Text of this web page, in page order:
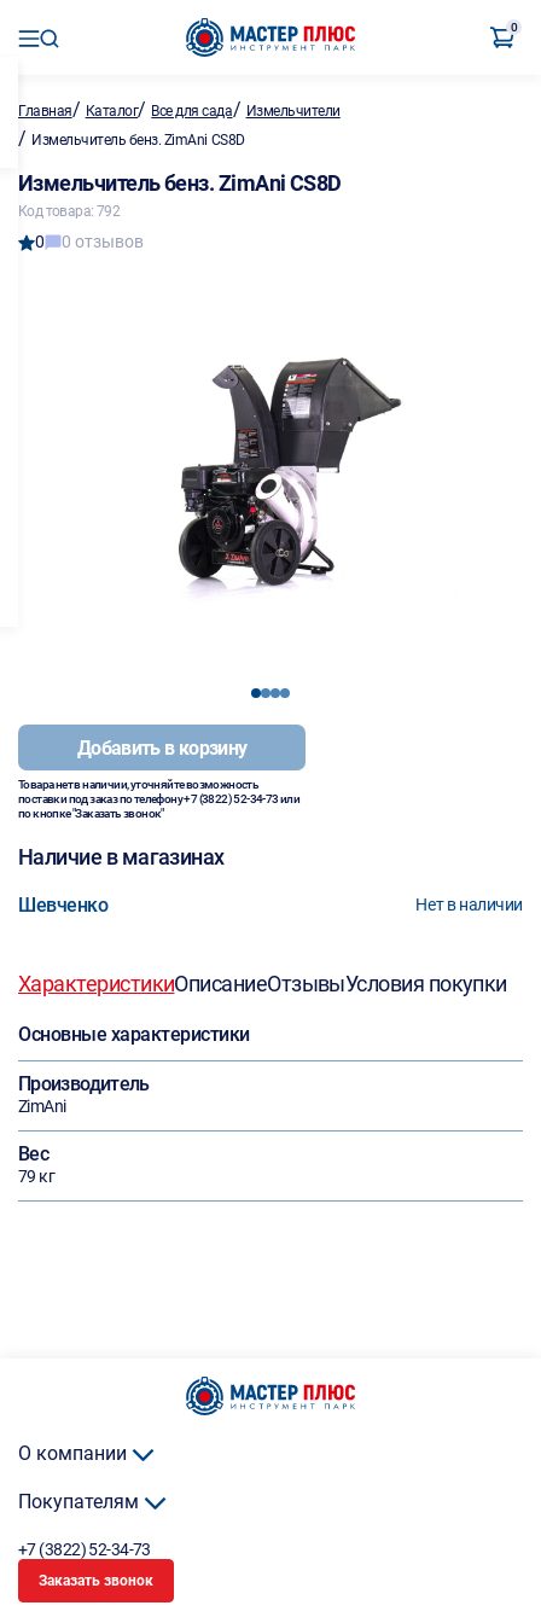
0
Главная/ Каталог/ Все для сада/ Измельчители
/ Измельчитель бенз. ZimAni CS8D
Измельчитель бенз. ZimAni CS8D
Код товара: 792
0 0 отзывов
1234
Добавить в корзину
Товара нет в наличии, уточняйте возможность
поставки под заказ по телефону+7 (3822) 52-34-73или
по кнопке "Заказать звонок"
Наличие в магазинах
Шевченко Нет в наличии
ХарактеристикиОписаниеОтзывыУсловия покупки
Основные характеристики
Производитель
ZimAni
Вес
79 кг
О компании
Покупателям
+7 (3822) 52-34-73
Заказать звонок